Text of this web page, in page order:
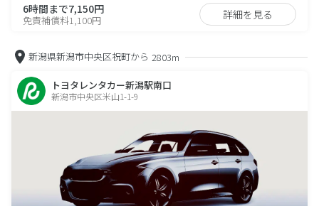
6時間まで7,150円
免責補償料1,100円 詳細を見る
新潟県新潟市中央区祝町から 2803m
トヨタレンタカー新潟駅南口
新潟市中央区米山1-1-9